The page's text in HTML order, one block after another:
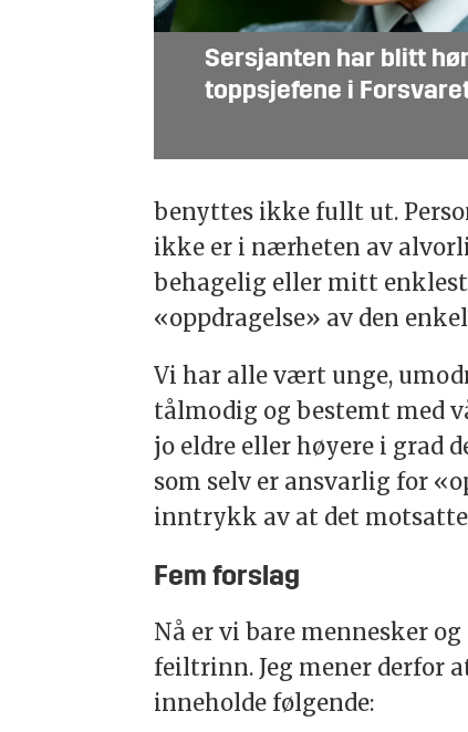
Sersjanten har blitt
toppsjefene i
benyttes ikke fullt ut.
ikke er i nærheten av
behagelig eller mitt
«oppdragelse» av den
Vi har alle vært unge,
tålmodig og bestemt med
jo eldre eller høyere i grad
som selv er ansvarlig for
inntrykk av at det
Fem forslag
Nå er vi bare mennesker
feiltrinn. Jeg mener derfor
inneholde følgende: